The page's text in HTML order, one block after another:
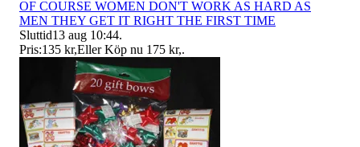
OF COURSE WOMEN DON'T WORK AS HARD AS
MEN THEY GET IT RIGHT THE FIRST TIME
Sluttid13 aug 10:44.
Pris:135 kr,Eller Köp nu 175 kr,.